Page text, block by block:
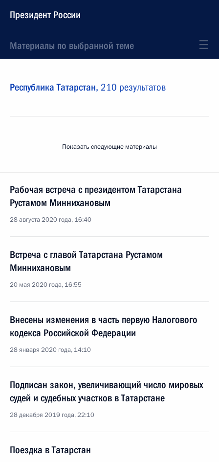
Президент России
Материалы по выбранной теме
Республика Татарстан, 210 результатов
Показать следующие материалы
Рабочая встреча с президентом Татарстана
Рустамом Миннихановым
28 августа 2020 года, 16:40
Встреча с главой Татарстана Рустамом
Миннихановым
20 мая 2020 года, 16:55
Внесены изменения в часть первую Налогового
кодекса Российской Федерации
28 января 2020 года, 14:10
Подписан закон, увеличивающий число мировых
судей и судебных участков в Татарстане
28 декабря 2019 года, 22:10
Поездка в Татарстан